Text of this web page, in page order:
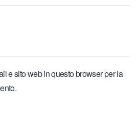
e sito web in questo browser per la